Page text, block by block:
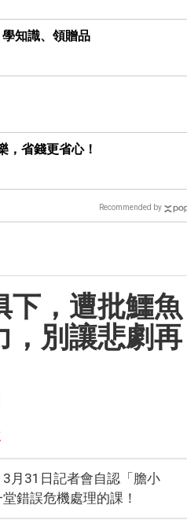
知識、領贈品
，省錢更省心！
Recommended by
下，遭批鱷魚
，別讓悲劇再
月31日記者會自認「膽小
錯誤危機處理的課！